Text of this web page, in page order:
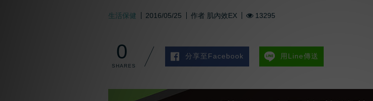
生活保健 2016/05/25 作者 肌內效EX 13295
0 分享至Facebook 用Line傳送